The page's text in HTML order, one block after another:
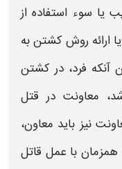
یا سوء استفاده از
ارائه روش کشتن به
آنکه فرد، در کشتن
معاونت در قتل
نیز باید معاون،
با عمل قاتل